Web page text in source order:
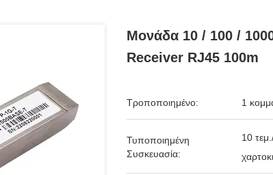
Μονάδα 10 / 100 /
Receiver RJ45 100m
Τροποποιημένο: 1
Τυποποιημένη
Συσκευασία:
10